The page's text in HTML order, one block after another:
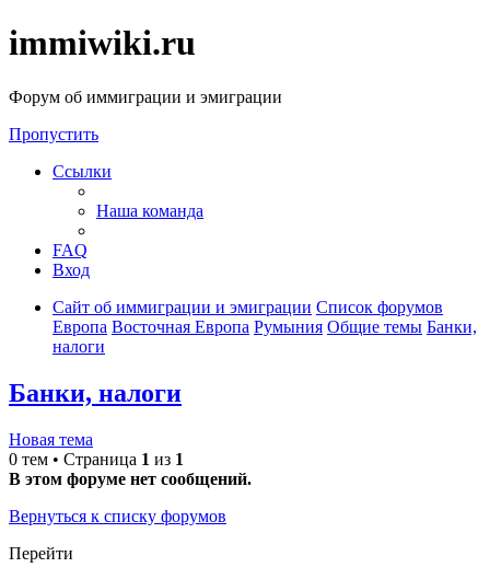
immiwiki.ru
Форум об иммиграции и эмиграции
Пропустить
Ссылки
Наша команда
FAQ
Вход
Сайт об иммиграции и эмиграции Список форумов
Европа Восточная Европа Румыния Общие темы Банки,
налоги
Банки, налоги
Новая тема
0 тем • Страница 1 из 1
В этом форуме нет сообщений.
Вернуться к списку форумов
Перейти